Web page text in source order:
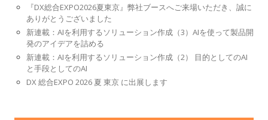
『DX総合EXPO2026夏東京』弊社ブースへご来場いただき、誠に
ありがとうございました
新連載：AIを利用するソリューション作成（3）AIを使って製品開
発のアイデアを詰める
新連載：AIを利用するソリューション作成（2） 目的としてのAI
と手段としてのAI
DX 総合EXPO 2026 夏 東京 に出展します